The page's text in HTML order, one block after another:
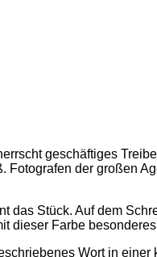
geschäftiges
der großen
das Stück. Auf dem
dieser Farbe
Wort in